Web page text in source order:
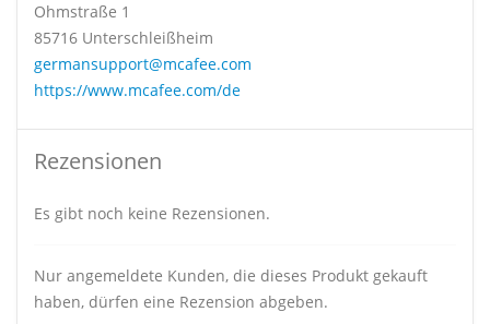
Ohmstraße 1
85716 Unterschleißheim
germansupport@mcafee.com
https://www.mcafee.com/de
Rezensionen
Es gibt noch keine Rezensionen.
Nur angemeldete Kunden, die dieses Produkt gekauft
haben, dürfen eine Rezension abgeben.